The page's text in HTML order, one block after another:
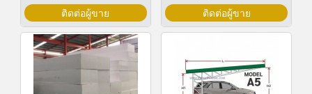
ติดต่อผู้ขาย ติดต่อผู้ขาย